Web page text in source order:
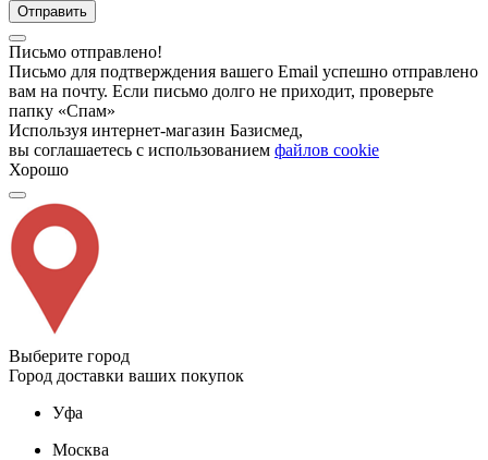
Отправить
Письмо отправлено!
Письмо для подтверждения вашего Email успешно отправлено
вам на почту. Если письмо долго не приходит, проверьте
папку «Спам»
Используя интернет-магазин Базисмед,
вы соглашаетесь с использованием файлов cookie
Хорошо
Выберите город
Город доставки ваших покупок
Уфа
Москва